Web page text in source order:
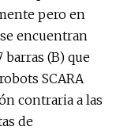
pero en
encuentran
barras (B) que
SCARA
contraria a las
de